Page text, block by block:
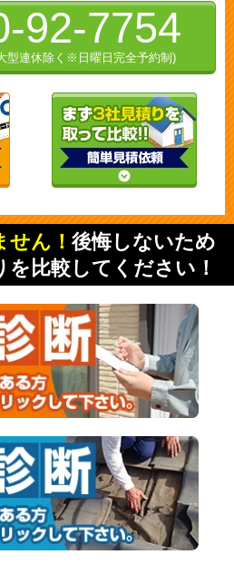
92-7754
型連休除く※日曜日完全予約制)
ん！ 後悔しないため
を比較してください！